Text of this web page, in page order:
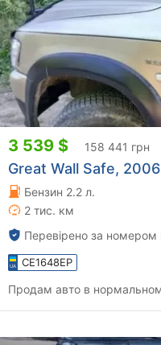
3 539 $ 158 441 грн
Great Wall Safe,
Бензин 2.2 л.
2 тис. км
Перевірено за номером
CE1648EP